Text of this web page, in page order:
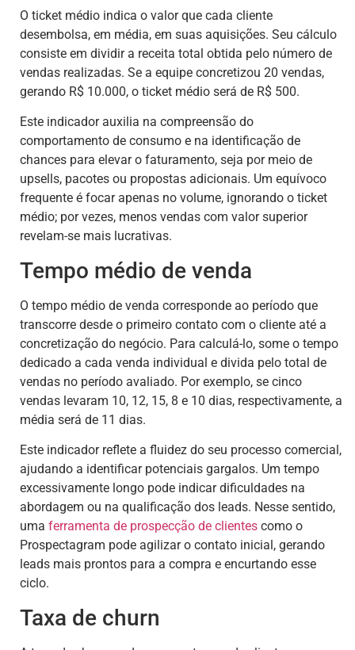
O ticket médio indica o valor que cada cliente
desembolsa, em média, em suas aquisições. Seu cálculo
consiste em dividir a receita total obtida pelo número de
vendas realizadas. Se a equipe concretizou 20 vendas,
gerando R$ 10.000, o ticket médio será de R$ 500.
Este indicador auxilia na compreensão do
comportamento de consumo e na identificação de
chances para elevar o faturamento, seja por meio de
upsells, pacotes ou propostas adicionais. Um equívoco
frequente é focar apenas no volume, ignorando o ticket
médio; por vezes, menos vendas com valor superior
revelam-se mais lucrativas.
Tempo médio de venda
O tempo médio de venda corresponde ao período que
transcorre desde o primeiro contato com o cliente até a
concretização do negócio. Para calculá-lo, some o tempo
dedicado a cada venda individual e divida pelo total de
vendas no período avaliado. Por exemplo, se cinco
vendas levaram 10, 12, 15, 8 e 10 dias, respectivamente, a
média será de 11 dias.
Este indicador reflete a fluidez do seu processo comercial,
ajudando a identificar potenciais gargalos. Um tempo
excessivamente longo pode indicar dificuldades na
abordagem ou na qualificação dos leads. Nesse sentido,
uma ferramenta de prospecção de clientes como o
Prospectagram pode agilizar o contato inicial, gerando
leads mais prontos para a compra e encurtando esse
ciclo.
Taxa de churn